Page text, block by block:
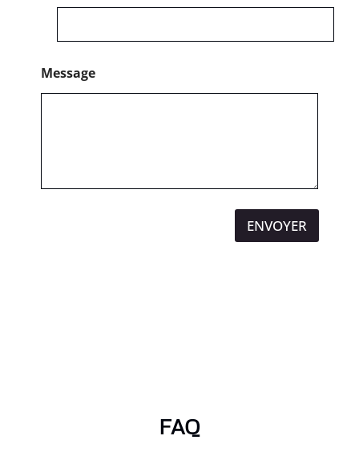
Message
ENVOYER
FAQ